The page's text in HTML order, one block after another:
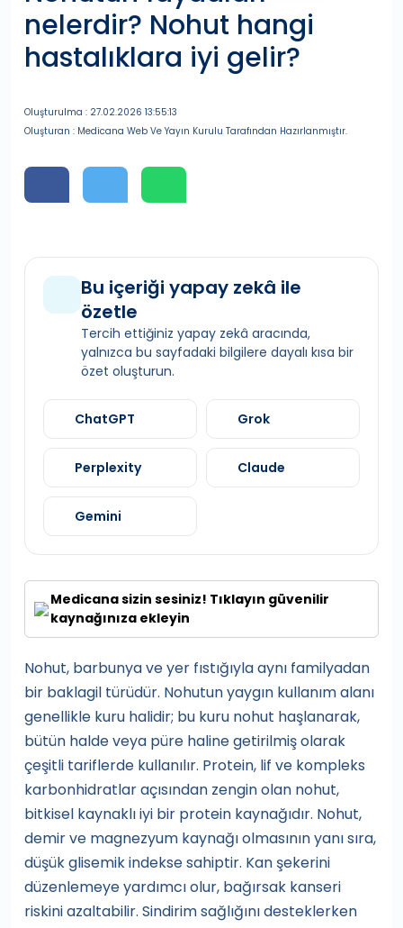
nelerdir? Nohut hangi
hastalıklara iyi gelir?
Oluşturulma : 27.02.2026 13:55:13
Oluşturan : Medicana Web Ve Yayın Kurulu Tarafından Hazırlanmıştır.
Bu içeriği yapay zekâ ile
özetle
Tercih ettiğiniz yapay zekâ aracında,
yalnızca bu sayfadaki bilgilere dayalı kısa bir
özet oluşturun.
ChatGPT Grok
Perplexity Claude
Gemini
Medicana sizin sesiniz! Tıklayın güvenilir
kaynağınıza ekleyin
Nohut, barbunya ve yer fıstığıyla aynı familyadan
bir baklagil türüdür. Nohutun yaygın kullanım alanı
genellikle kuru halidir; bu kuru nohut haşlanarak,
bütün halde veya püre haline getirilmiş olarak
çeşitli tariflerde kullanılır. Protein, lif ve kompleks
karbonhidratlar açısından zengin olan nohut,
bitkisel kaynaklı iyi bir protein kaynağıdır. Nohut,
demir ve magnezyum kaynağı olmasının yanı sıra,
düşük glisemik indekse sahiptir. Kan şekerini
düzenlemeye yardımcı olur, bağırsak kanseri
riskini azaltabilir. Sindirim sağlığını desteklerken